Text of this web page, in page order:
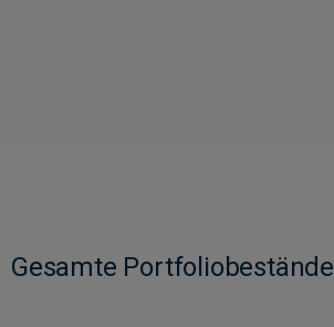
Gesamte Portfoliobestände